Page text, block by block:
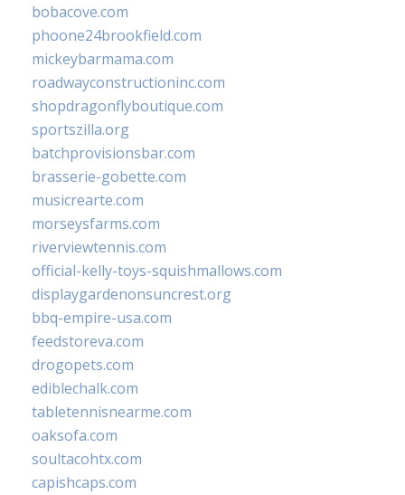
bobacove.com
phoone24brookfield.com
mickeybarmama.com
roadwayconstructioninc.com
shopdragonflyboutique.com
sportszilla.org
batchprovisionsbar.com
brasserie-gobette.com
musicrearte.com
morseysfarms.com
riverviewtennis.com
official-kelly-toys-squishmallows.com
displaygardenonsuncrest.org
bbq-empire-usa.com
feedstoreva.com
drogopets.com
ediblechalk.com
tabletennisnearme.com
oaksofa.com
soultacohtx.com
capishcaps.com